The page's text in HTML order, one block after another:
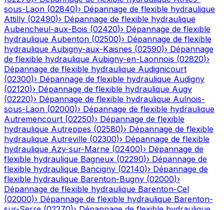
sous-Laon (02840)› Dépannage de flexible hydraulique
Attilly (02490)› Dépannage de flexible hydraulique
Aubencheul-aux-Bois (02420)› Dépannage de flexible
hydraulique Aubenton (02500)› Dépannage de flexible
hydraulique Aubigny-aux-Kaisnes (02590)› Dépannage
de flexible hydraulique Aubigny-en-Laonnois (02820)›
Dépannage de flexible hydraulique Audignicourt
(02300)› Dépannage de flexible hydraulique Audigny
(02120)› Dépannage de flexible hydraulique Augy
(02220)› Dépannage de flexible hydraulique Aulnois-
sous-Laon (02000)› Dépannage de flexible hydraulique
Autremencourt (02250)› Dépannage de flexible
hydraulique Autreppes (02580)› Dépannage de flexible
hydraulique Autreville (02300)› Dépannage de flexible
hydraulique Azy-sur-Marne (02400)› Dépannage de
flexible hydraulique Bagneux (02290)› Dépannage de
flexible hydraulique Bancigny (02140)› Dépannage de
flexible hydraulique Barenton-Bugny (02000)›
Dépannage de flexible hydraulique Barenton-Cel
(02000)› Dépannage de flexible hydraulique Barenton-